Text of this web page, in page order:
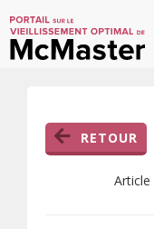
RETOUR
Article